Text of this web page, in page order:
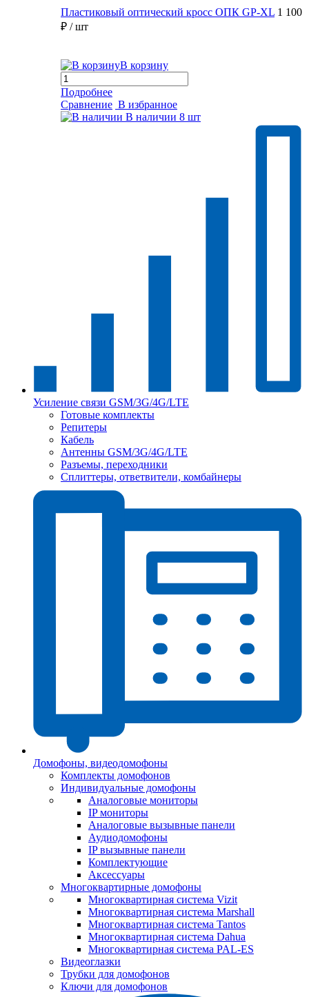
Пластиковый оптический кросс ОПК GP-XL 1 100
₽ / шт
В корзину
Подробнее
Сравнение В избранное
В наличии 8 шт
Усиление связи GSM/3G/4G/LTE
Готовые комплекты
Репитеры
Кабель
Антенны GSM/3G/4G/LTE
Разъемы, переходники
Сплиттеры, ответвители, комбайнеры
Домофоны, видеодомофоны
Комплекты домофонов
Индивидуальные домофоны
Аналоговые мониторы
IP мониторы
Аналоговые вызывные панели
Аудиодомофоны
IP вызывные панели
Комплектующие
Аксессуары
Многоквартирные домофоны
Многоквартирная система Vizit
Многоквартирная система Marshall
Многоквартирная система Tantos
Многоквартирная система Dahua
Многоквартирная система PAL-ES
Видеоглазки
Трубки для домофонов
Ключи для домофонов